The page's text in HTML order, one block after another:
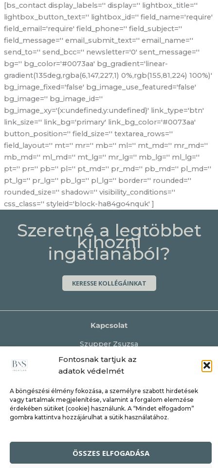
Fontosnak tartjuk az
adatok védelmét
A böngészési élmény fokozása, a személyre szabott hirdetések
vagy tartalmak megjelenítése, valamint a forgalom elemzése
érdekében sütiket (cookie) használunk. A “Mindet elfogadom”
gombra kattintva hozzájárulhat a sütik használatához.
ÖSSZES ELFOGADÁSA
[bs_contact display_labels='' display='' lightbox_title=''
lightbox_button_text='' lightbox_id='' field_name='require'
field_email='require' field_phone='' field_subject=''
field_message='' email_submit_text='' email_name=''
send_to='' send_bcc='' newsletter='0' sent_message=''
bg='' bg_color='#0073aa' bg_gradient='linear-
gradient(135deg,rgba(6,147,227,1) 0%,rgb(155,81,224) 100%)'
bg_image_fixed='false' bg_image_use_featured='false'
bg_image='' bg_image_id=''
bg_image_xy='{x:undefined,y:undefined}' link_type='btn'
link_size='' link_bg='primary' link_bg_color='#0073aa'
button_position='' field_size='' textarea_rows=''
field_layout='' mt='' mr='' mb='' ml='' mt_md='' mr_md=''
mb_md='' ml_md='' mt_lg='' mr_lg='' mb_lg='' ml_lg=''
pt='' pr='' pb='' pl='' pt_md='' pr_md='' pb_md='' pl_md=''
pt_lg='' pr_lg='' pb_lg='' pl_lg='' border='' rounded=''
rounded_size='' shadow='' visibility_conditions=''
css_class='' styleid='block-ha84go4nquk' ]
Szeretné a legtöbbet
kihozni
ingatlanából?
KERESSE KOLLÉGÁINKAT
Kapcsolat
Szupper Zsuzsa
+36 70 341 9611
szupperzsuzsa@bnsingatlan.hu
Kövess minket a social media felületeken
BnS Ingatlan © 2026
Adatkezelési Tájékoztató